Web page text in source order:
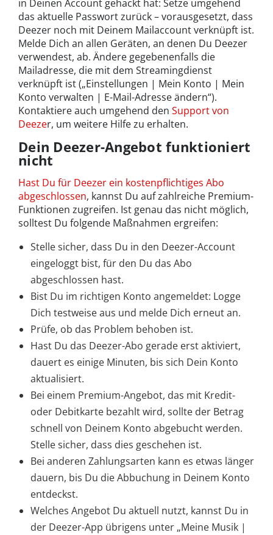
in Deinen Account gehackt hat: Setze umgehend
das aktuelle Passwort zurück – vorausgesetzt, dass
Deezer noch mit Deinem Mailaccount verknüpft ist.
Melde Dich an allen Geräten, an denen Du Deezer
verwendest, ab. Ändere gegebenenfalls die
Mailadresse, die mit dem Streamingdienst
verknüpft ist („Einstellungen | Mein Konto | Mein
Konto verwalten | E-Mail-Adresse ändern“).
Kontaktiere auch umgehend den Support von
Deezer, um weitere Hilfe zu erhalten.
Dein Deezer-Angebot funktioniert
nicht
Hast Du für Deezer ein kostenpflichtiges Abo
abgeschlossen, kannst Du auf zahlreiche Premium-
Funktionen zugreifen. Ist genau das nicht möglich,
solltest Du folgende Maßnahmen ergreifen:
Stelle sicher, dass Du in den Deezer-Account
eingeloggt bist, für den Du das Abo
abgeschlossen hast.
Bist Du im richtigen Konto angemeldet: Logge
Dich testweise aus und melde Dich erneut an.
Prüfe, ob das Problem behoben ist.
Hast Du das Deezer-Abo gerade erst aktiviert,
dauert es einige Minuten, bis sich Dein Konto
aktualisiert.
Bei einem Premium-Angebot, das mit Kredit-
oder Debitkarte bezahlt wird, sollte der Betrag
schnell von Deinem Konto abgebucht werden.
Stelle sicher, dass dies geschehen ist.
Bei anderen Zahlungsarten kann es etwas länger
dauern, bis Du die Abbuchung in Deinem Konto
entdeckst.
Welches Angebot Du aktuell nutzt, kannst Du in
der Deezer-App übrigens unter „Meine Musik |